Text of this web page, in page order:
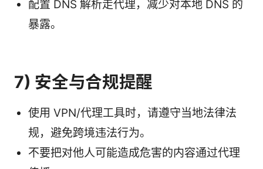
配置 DNS 解析走代理，减少对本地 DNS 的
暴露。
7) 安全与合规提醒
使用 VPN/代理工具时，请遵守当地法律法
规，避免跨境违法行为。
不要把对他人可能造成危害的内容通过代理